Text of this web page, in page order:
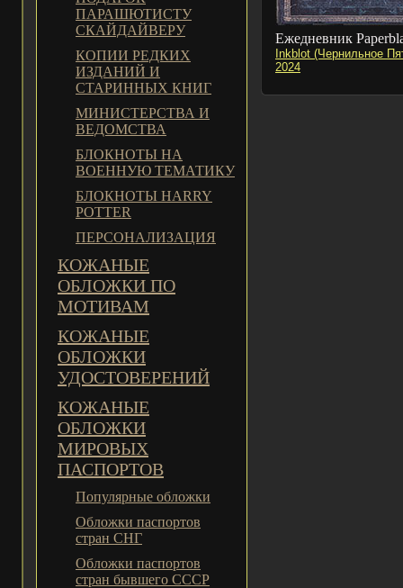
ПАРАШЮТИСТУ
СКАЙДАЙВЕРУ
КОПИИ РЕДКИХ
ИЗДАНИЙ И
СТАРИННЫХ КНИГ
МИНИСТЕРСТВА И
ВЕДОМСТВА
БЛОКНОТЫ НА
ВОЕННУЮ ТЕМАТИКУ
БЛОКНОТЫ HARRY
POTTER
ПЕРСОНАЛИЗАЦИЯ
КОЖАНЫЕ
ОБЛОЖКИ ПО
МОТИВАМ
КОЖАНЫЕ
ОБЛОЖКИ
УДОСТОВЕРЕНИЙ
КОЖАНЫЕ
ОБЛОЖКИ
МИРОВЫХ
ПАСПОРТОВ
Популярные обложки
Обложки паспортов
стран СНГ
Обложки паспортов
стран бывшего СССР
Ежедневник
Inkblot (Чернильное
2024